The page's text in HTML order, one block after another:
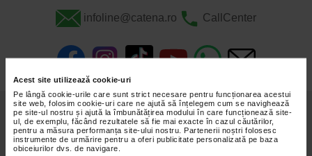
Acest site utilizează cookie-uri
Pe lângă cookie-urile care sunt strict necesare pentru funcționarea acestui
site web, folosim cookie-uri care ne ajută să înțelegem cum se navighează
pe site-ul nostru și ajută la îmbunătățirea modului în care funcționează site-
ul, de exemplu, făcând rezultatele să fie mai exacte în cazul căutărilor,
pentru a măsura performanța site-ului nostru. Partenerii noștri folosesc
instrumente de urmărire pentru a oferi publicitate personalizată pe baza
obiceiurilor dvs. de navigare.
infoline@catena.ro CallCenter
Despre Noi Oferte
Articole Cum Rezerv